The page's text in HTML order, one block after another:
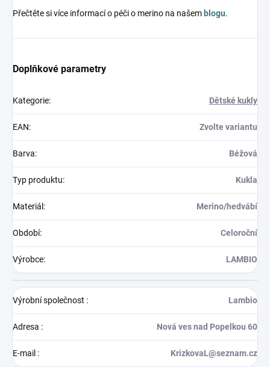
Přečtěte si více informací o péči o merino na našem blogu.
Doplňkové parametry
Kategorie: Dětské kukly
EAN: Zvolte variantu
Barva: Béžová
Typ produktu: Kukla
Materiál : Merino/hedvábí
Období: Celoroční
Výrobce: LAMBIO
Výrobní společnost : Lambio
Adresa : Nová ves nad Popelkou 60
E-mail : KrizkovaL@seznam.cz